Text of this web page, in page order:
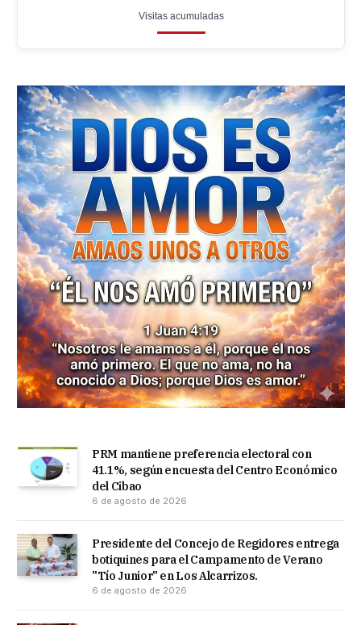
Visitas acumuladas
PRM mantiene preferencia electoral con
41.1%, según encuesta del Centro Económico
del Cibao
6 de agosto de 2026
Presidente del Concejo de Regidores entrega
botiquines para el Campamento de Verano
"Tío Junior" en Los Alcarrizos.
6 de agosto de 2026